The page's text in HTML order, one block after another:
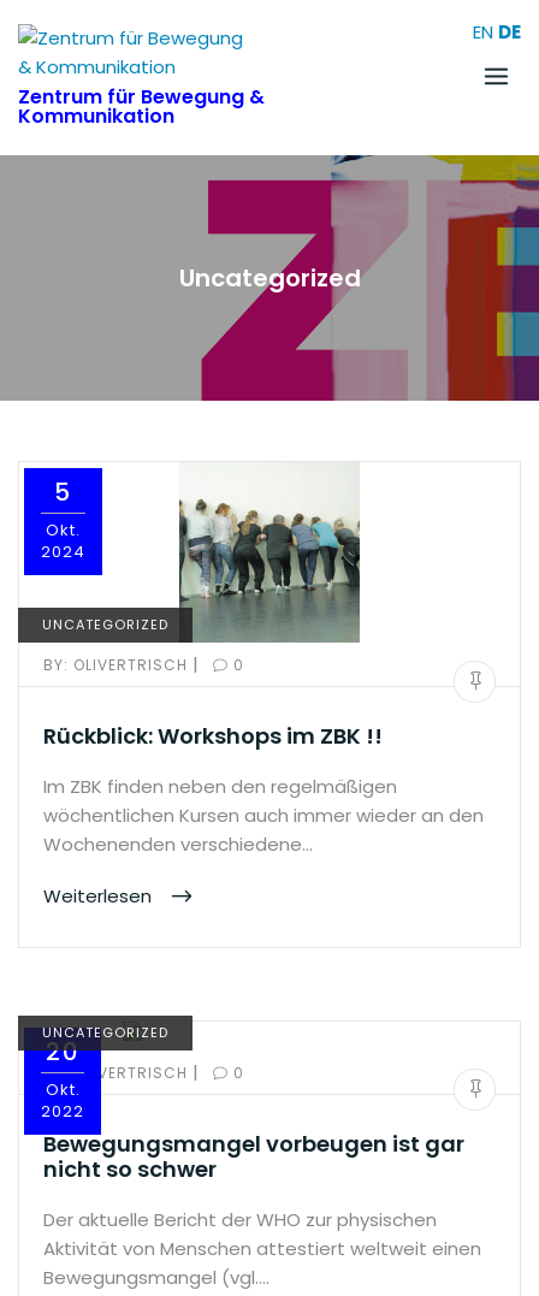
to
content
Zentrum für Bewegung &
Kommunikation
Uncategorized
5
Okt.
2024
UNCATEGORIZED
BY: OLIVERTRISCH | 0
Rückblick: Workshops im ZBK !!
Im ZBK finden neben den regelmäßigen
wöchentlichen Kursen auch immer wieder an den
Wochenenden verschiedene…
Weiterlesen
20
Okt.
2022
UNCATEGORIZED
BY:OLIVERTRISCH | 0
Bewegungsmangel vorbeugen ist gar
nicht so schwer
Der aktuelle Bericht der WHO zur physischen
Aktivität von Menschen attestiert weltweit einen
Bewegungsmangel (vgl.…
EN DE